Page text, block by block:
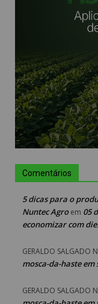
Comentários
5 dicas para o
Nuntec Agroem 05
economizar com
GERALDO SALGADO
mosca-da-haste em
GERALDO SALGADO